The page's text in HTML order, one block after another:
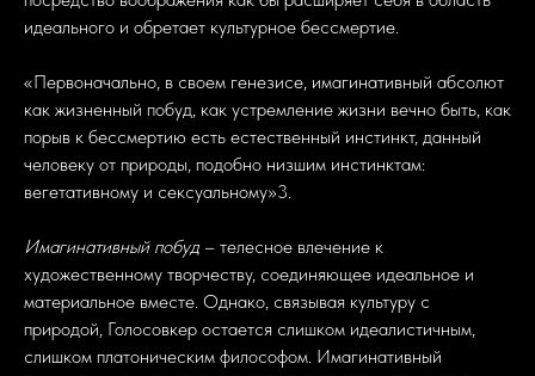
идеального и обретает культурное бессмертие.
«Первоначально, в своем генезисе, имагинативный абсолют
как жизненный побуд, как устремление жизни вечно быть, как
порыв к бессмертию есть естественный инстинкт, данный
человеку от природы, подобно низшим инстинктам:
вегетативному и сексуальному»3.
Имагинативный побуд – телесное влечение к
художественному творчеству, соединяющее идеальное и
материальное вместе. Однако, связывая культуру с
природой, Голосовкер остается слишком идеалистичным,
слишком платоническим философом. Имагинативный